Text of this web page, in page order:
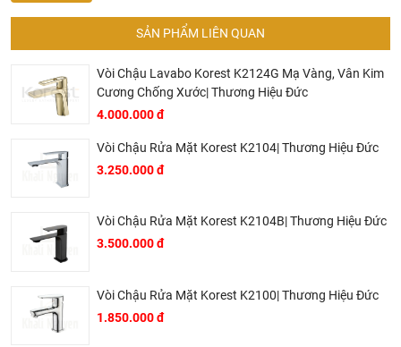
Bản vẽ vòi lavabo American Standard Loven WF-1M01
Tên gọi khác: Gật gù chậu rửa mặt American Standard
Tại Khali Nguyễn, chúng tôi cam kết:
hàng giả hàng nhái hoàn tiền 200%.
Sản phẩm được Khali Nguyễn lựa chọn bán là những
sản phẩm có chất lượng phù hợp với giá thành và đã bán
Bán hàng có tâm: Chúng tôi mong muốn được tư vấn
khách hàng chọn được những sản phẩm phù hợp và
SẢN PHẨM LIÊN QUAN
Vòi Chậu Lavabo Korest K2124G Mạ Vàng, Vân Kim
Cương Chống Xước| Thương Hiệu Đức
4.000.000 đ
Vòi Chậu Rửa Mặt Korest K2104| Thương Hiệu Đức
3.250.000 đ
Vòi Chậu Rửa Mặt Korest K2104B| Thương Hiệu Đức
3.500.000 đ
Vòi Chậu Rửa Mặt Korest K2100| Thương Hiệu Đức
1.850.000 đ